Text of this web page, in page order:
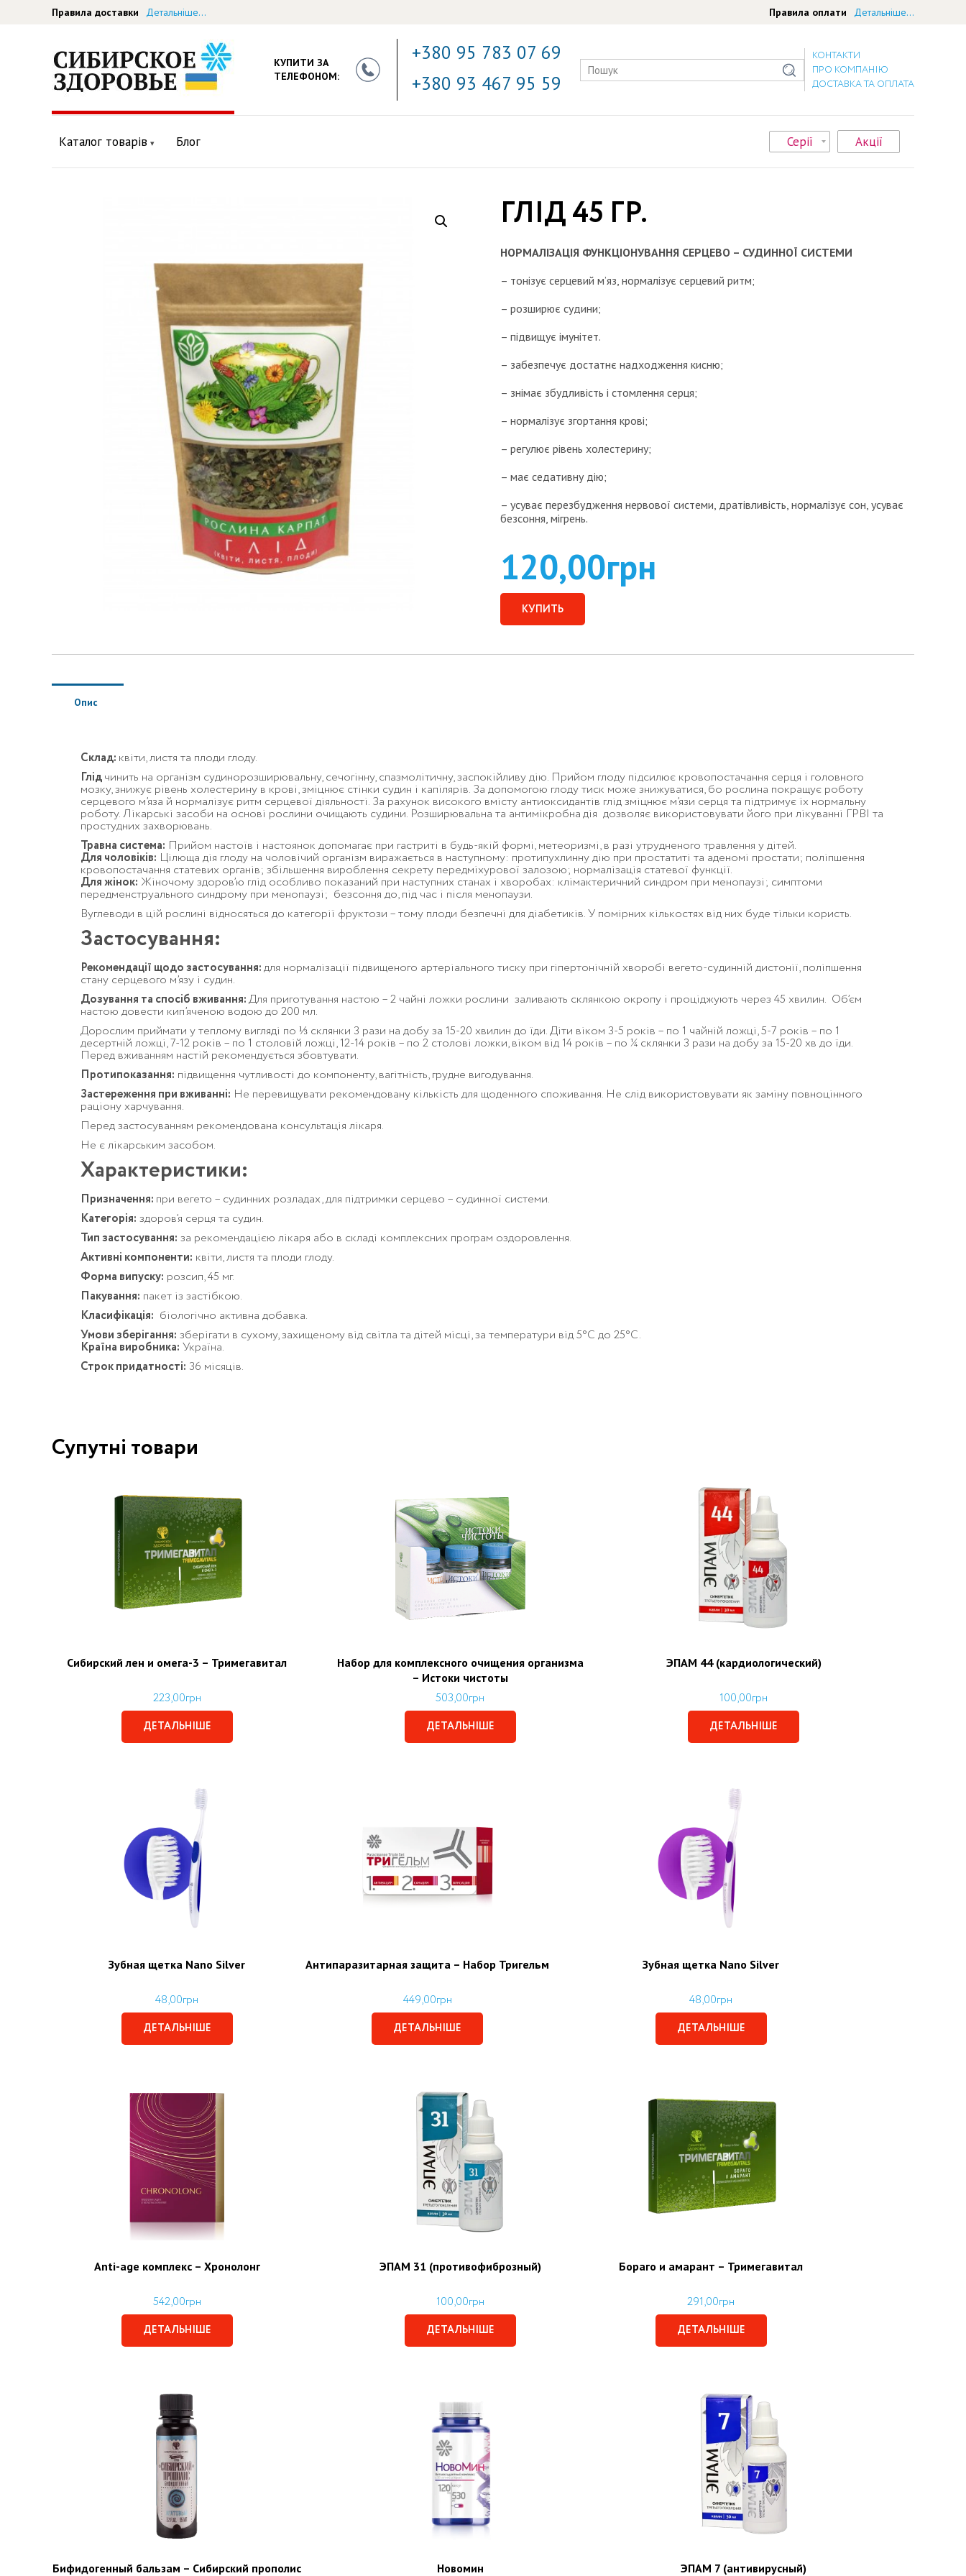
Правила доставки Детальніше... Правила оплати Детальніше...
КУПИТИ ЗА
ТЕЛЕФОНОМ:
+380 95 783 07 69
+380 93 467 95 59
КОНТАКТИ
ПРО КОМПАНІЮ
ДОСТАВКА ТА ОПЛАТА
Каталог товарів Блог Серії Акції
ГЛІД 45 ГР.
НОРМАЛІЗАЦІЯ ФУНКЦІОНУВАННЯ СЕРЦЕВО – СУДИННОЇ СИСТЕМИ
– тонізує серцевий м’яз, нормалізує серцевий ритм;
– розширює судини;
– підвищує імунітет.
– забезпечує достатнє надходження кисню;
– знімає збудливість і стомлення серця;
– нормалізує згортання крові;
– регулює рівень холестерину;
– має седативну дію;
– усуває перезбудження нервової системи, дратівливість, нормалізує сон, усуває
безсоння, мігрень.
120,00грн
КУПИТЬ
Опис
Склад: квіти, листя та плоди глоду.
Глідчинить на організм судинорозширювальну, сечогінну, спазмолітичну, заспокійливу дію. Прийом глоду підсилює кровопостачання серця і головного
мозку, знижує рівень холестерину в крові, зміцнює стінки судин і капілярів. За допомогою глоду тиск може знижуватися, бо рослина покращує роботу
серцевого м’яза й нормалізує ритм серцевої діяльності. За рахунок високого вмісту антиоксидантів глід зміцнює м’язи серця та підтримує їх нормальну
роботу. Лікарські засоби на основі рослини очищають судини. Розширювальна та антимікробнадія дозволяє використовувати його при лікуванні ГРВІ та
простудних захворювань.
Травна система: Прийом настоїв і настоянок допомагає при гастриті в будь-якій формі, метеоризмі, в разі утрудненого травлення у дітей.
Для чоловіків: Цілюща дія глоду на чоловічий організм виражається в наступному: протипухлинну дію при простатиті та аденомі простати; поліпшення
кровопостачання статевих органів; збільшення вироблення секрету передміхурової залозою; нормалізація статевої функції.
Для жінок: Жіночому здоров’ю глід особливо показаний при наступних станах і хворобах: клімактеричний синдром при менопаузі; симптоми
передменструального синдрому при менопаузі; безсоння до, під час і після менопаузи.
Вуглеводи в цій рослині відносяться до категорії фруктози – тому плоди безпечні для діабетиків. У помірних кількостях від них буде тільки користь.
Застосування:
Рекомендації щодо застосування:для нормалізації підвищеного артеріального тиску при гіпертонічній хворобі вегето-судинній дистонії, поліпшення
стану серцевого м’язу і судин.
Дозування та спосіб вживання:Для приготування настою – 2 чайні ложки рослини заливають склянкою окропу і проціджують через 45 хвилин. Об’єм
настою довести кип’яченою водою до 200 мл.
Дорослим приймати у теплому вигляді по ⅓ склянки 3 рази на добу за 15-20 хвилин до їди. Діти віком 3-5 років – по 1 чайній ложці, 5-7 років – по 1
десертній ложці, 7-12 років – по 1 столовій ложці, 12-14 років – по 2 столові ложки, віком від 14 років – по ¼ склянки 3 рази на добу за 15-20 хв до їди.
Перед вживанням настій рекомендується збовтувати.
Протипоказання: підвищення чутливості до компоненту, вагітність, грудне вигодування.
Застереження при вживанні: Не перевищувати рекомендовану кількість для щоденного споживання. Не слід використовувати як заміну повноцінного
раціону харчування.
Перед застосуванням рекомендована консультація лікаря.
Не є лікарським засобом.
Характеристики:
Призначення: при вегето – судинних розладах, для підтримки серцево – судинної системи.
Категорія: здоров’я серця та судин.
Тип застосування: за рекомендацією лікаря або в складі комплексних програм оздоровлення.
Активні компоненти: квіти, листя та плоди глоду.
Форма випуску: розсип, 45 мг.
Пакування: пакет із застібкою.
Класифікація: біологічно активна добавка.
Умови зберігання: зберігати в сухому, захищеному від світла та дітей місці, за температури від 5°С до 25°С.
Країна виробника: Україна.
Строк придатності: 36 місяців.
Супутні товари
Сибирский лен и омега-3 – Тримегавитал
223,00грн
ДЕТАЛЬНІШЕ
Набор для комплексного очищения организма
– Истоки чистоты
503,00грн
ДЕТАЛЬНІШЕ
ЭПАМ 44 (кардиологический)
100,00грн
ДЕТАЛЬНІШЕ
Зубная щетка Nano Silver
48,00грн
ДЕТАЛЬНІШЕ
Антипаразитарная защита – Набор Тригельм
449,00грн
ДЕТАЛЬНІШЕ
Зубная щетка Nano Silver
48,00грн
ДЕТАЛЬНІШЕ
Аnti-age комплекс – Хронолонг
542,00грн
ДЕТАЛЬНІШЕ
ЭПАМ 31 (противофиброзный)
100,00грн
ДЕТАЛЬНІШЕ
Бораго и амарант – Тримегавитал
291,00грн
ДЕТАЛЬНІШЕ
Бифидогенный бальзам – Сибирский прополис
Новомин ЭПАМ 7 (антивирусный)